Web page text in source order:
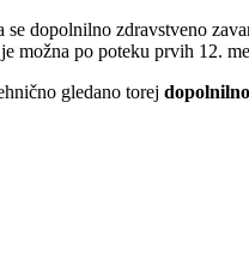
dopolnilno zdravstveno
je možna po poteku prvih 12.
gledano torej